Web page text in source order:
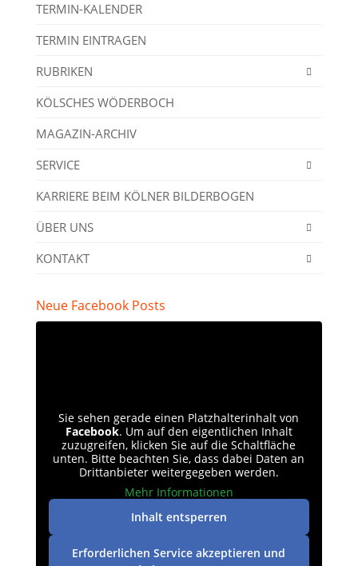
TERMIN-KALENDER
TERMIN EINTRAGEN
RUBRIKEN
KÖLSCHES WÖDERBOCH
MAGAZIN-ARCHIV
SERVICE
KARRIERE BEIM KÖLNER BILDERBOGEN
ÜBER UNS
KONTAKT
Neue Facebook Posts
Sie sehen gerade einen Platzhalterinhalt von
Facebook. Um auf den eigentlichen Inhalt
zuzugreifen, klicken Sie auf die Schaltfläche
unten. Bitte beachten Sie, dass dabei Daten an
Drittanbieter weitergegeben werden.
Mehr Informationen
Inhalt entsperren
Erforderlichen Service akzeptieren und